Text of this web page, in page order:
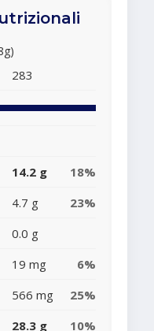
283
14.2 g
18%
4.7 g
23%
0.0 g
19 mg
6%
566 mg
25%
28.3 g 10%